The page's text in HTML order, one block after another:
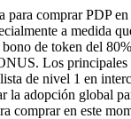
para comprar PDP
a medida
de token del
Los principales
de nivel 1 en
la adopción global
comprar en este